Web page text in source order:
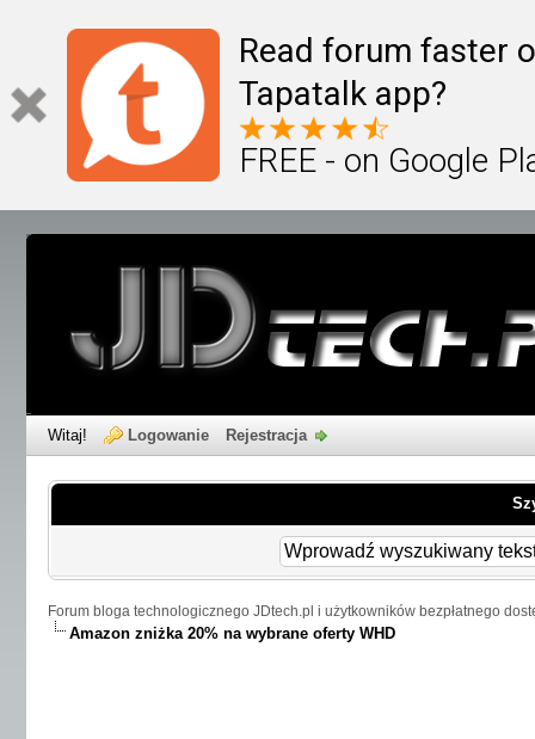
Read forum faster
Tapatalk app?
FREE - on Google
Witaj! Logowanie Rejestracja
Forum bloga technologicznego JDtech.pl i użytkowników bezpłatnego
Amazon zniżka 20% na wybrane oferty WHD